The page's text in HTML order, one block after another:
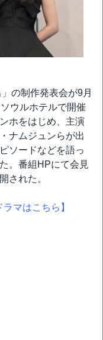
の制作発表会が9月
ウルホテルで開催
ホをはじめ、主演
ナムジュンらが出
ソードなどを語っ
。番組HPにて会見
された。
マはこちら】